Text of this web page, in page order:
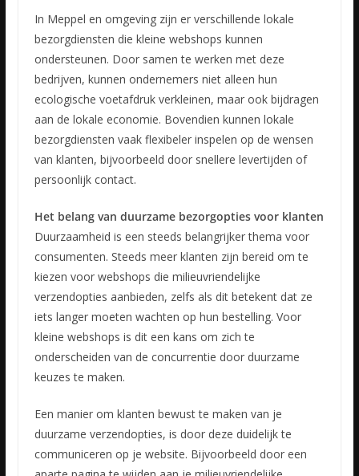
In Meppel en omgeving zijn er verschillende lokale
bezorgdiensten die kleine webshops kunnen
ondersteunen. Door samen te werken met deze
bedrijven, kunnen ondernemers niet alleen hun
ecologische voetafdruk verkleinen, maar ook bijdragen
aan de lokale economie. Bovendien kunnen lokale
bezorgdiensten vaak flexibeler inspelen op de wensen
van klanten, bijvoorbeeld door snellere levertijden of
persoonlijk contact.
Het belang van duurzame bezorgopties voor klanten
Duurzaamheid is een steeds belangrijker thema voor
consumenten. Steeds meer klanten zijn bereid om te
kiezen voor webshops die milieuvriendelijke
verzendopties aanbieden, zelfs als dit betekent dat ze
iets langer moeten wachten op hun bestelling. Voor
kleine webshops is dit een kans om zich te
onderscheiden van de concurrentie door duurzame
keuzes te maken.
Een manier om klanten bewust te maken van je
duurzame verzendopties, is door deze duidelijk te
communiceren op je website. Bijvoorbeeld door een